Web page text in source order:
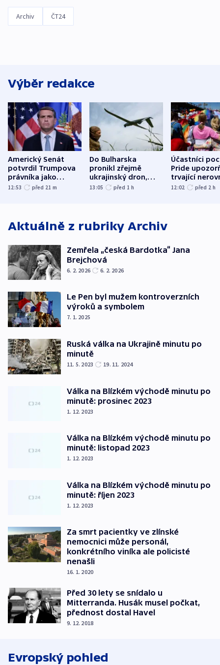
Archiv ČT24
Výběr redakce
Americký Senát
potvrdil Trumpova
právníka jako
ministra
12:53 před 21 m
Do Bulharska
pronikl zřejmě
ukrajinský dron,
explodoval kilometr
13:05 před 1 h
Účastníci
Pride
trvající
12:02 před 2 h
Aktuálně z rubriky Archiv
Zemřela „česká Bardotka“ Jana
Brejchová
6. 2. 2026 6. 2. 2026
Le Pen byl mužem kontroverzních
výroků a symbolem
7. 1. 2025
Ruská válka na Ukrajině minutu po
minutě
11. 5. 2023 19. 11. 2024
Válka na Blízkém východě minutu po
minutě: prosinec 2023
1. 12. 2023
Válka na Blízkém východě minutu po
minutě: listopad 2023
1. 12. 2023
Válka na Blízkém východě minutu po
minutě: říjen 2023
1. 12. 2023
Za smrt pacientky ve zlínské
nemocnici může personál,
konkrétního viníka ale policisté
nenašli
16. 1. 2020
Před 30 lety se snídalo u
Mitterranda. Husák musel počkat,
přednost dostal Havel
9. 12. 2018
Evropský pohled